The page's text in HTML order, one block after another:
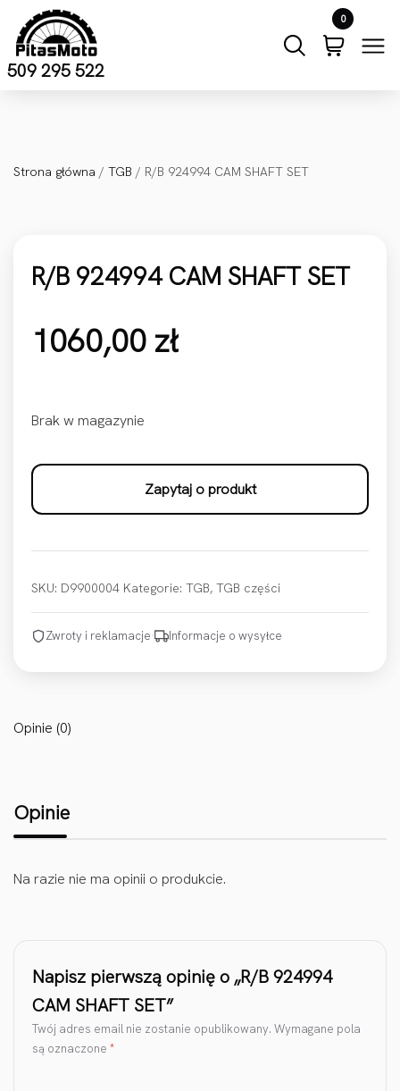
Przejdź do treści
509 295 522
0
Strona główna / TGB / R/B 924994 CAM SHAFT SET
R/B 924994 CAM SHAFT SET
1060,00 zł
Brak w magazynie
Zapytaj o produkt
SKU: D9900004 Kategorie: TGB, TGB części
Zwroty i reklamacje· Informacje o wysyłce
Opinie (0)
Opinie
Na razie nie ma opinii o produkcie.
Napisz pierwszą opinię o „R/B 924994
CAM SHAFT SET”
Twój adres email nie zostanie opublikowany. Wymagane pola
są oznaczone *